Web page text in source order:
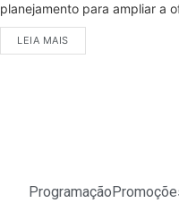
planejamento para ampliar a
LEIA MAIS
Programação